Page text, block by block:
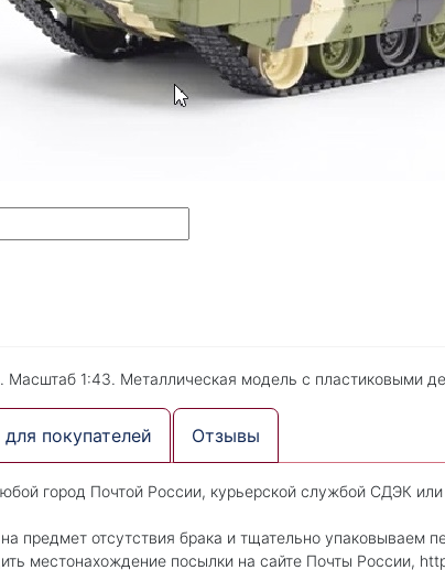
Масштаб 1:43. Металлическая модель с пластиковыми
покупателей Отзывы
город Почтой России, курьерской службой СДЭК
предмет отсутствия брака и тщательно упаковываем
местонахождение посылки на сайте Почты России,